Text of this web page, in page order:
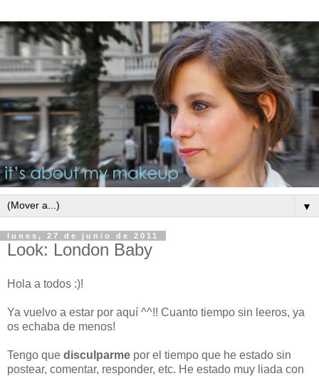
▼
lunes, 27 de junio de 2011
Look: London Baby
Hola a todos :)!
Ya vuelvo a estar por aquí ^^!! Cuanto tiempo sin leeros, ya
os echaba de menos!
Tengo que disculparme por el tiempo que he estado sin
postear, comentar, responder, etc. He estado muy liada con